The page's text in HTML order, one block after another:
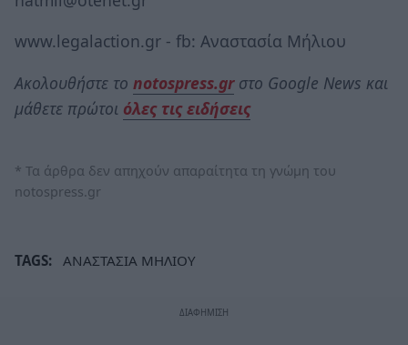
www.legalaction.gr - fb: Αναστασία Μήλιου
Ακολουθήστε το notospress.grστο Google News και
μάθετε πρώτοι όλες τις ειδήσεις
* Τα άρθρα δεν απηχούν απαραίτητα τη γνώμη του
notospress.gr
TAGS: ΑΝΑΣΤΑΣΙΑ ΜΗΛΙΟΥ